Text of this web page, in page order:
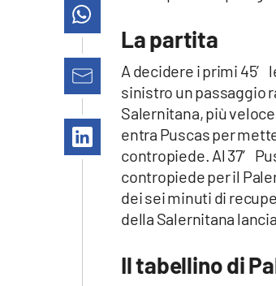
lacapitalenews.it
La partita
A decidere i primi 45′
sinistro un passaggio
Salernitana, più
entra Puscas per
contropiede. Al 37′
contropiede per il
dei sei minuti di
della Salernitana
Il tabellino di